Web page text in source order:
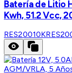
Batería de Litio
Kwh, 51.2 Vcc,
RES20010K